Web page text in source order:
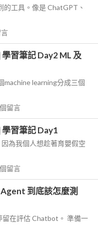
工具。像是 ChatGPT、
習筆記 Day2 ML 及
machine learning分成三個
個留言
習筆記 Day1
為我個人想趁著育嬰假空
個留言
到底該怎麼測
在評估 Chatbot。 準備一